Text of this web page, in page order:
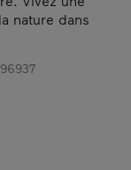
nature dans